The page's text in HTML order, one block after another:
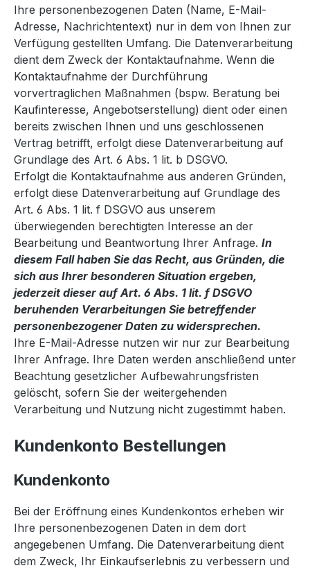
Ihre personenbezogenen Daten (Name, E-Mail-
Adresse, Nachrichtentext) nur in dem von Ihnen zur
Verfügung gestellten Umfang. Die Datenverarbeitung
dient dem Zweck der Kontaktaufnahme. Wenn die
Kontaktaufnahme der Durchführung
vorvertraglichen Maßnahmen (bspw. Beratung bei
Kaufinteresse, Angebotserstellung) dient oder einen
bereits zwischen Ihnen und uns geschlossenen
Vertrag betrifft, erfolgt diese Datenverarbeitung auf
Grundlage des Art. 6 Abs. 1 lit. b DSGVO.
Erfolgt die Kontaktaufnahme aus anderen Gründen,
erfolgt diese Datenverarbeitung auf Grundlage des
Art. 6 Abs. 1 lit. f DSGVO aus unserem
überwiegenden berechtigten Interesse an der
Bearbeitung und Beantwortung Ihrer Anfrage. In
diesem Fall haben Sie das Recht, aus Gründen, die
sich aus Ihrer besonderen Situation ergeben,
jederzeit dieser auf Art. 6 Abs. 1 lit. f DSGVO
beruhenden Verarbeitungen Sie betreffender
personenbezogener Daten zu widersprechen.
Ihre E-Mail-Adresse nutzen wir nur zur Bearbeitung
Ihrer Anfrage. Ihre Daten werden anschließend unter
Beachtung gesetzlicher Aufbewahrungsfristen
gelöscht, sofern Sie der weitergehenden
Verarbeitung und Nutzung nicht zugestimmt haben.
Kundenkonto Bestellungen
Kundenkonto
Bei der Eröffnung eines Kundenkontos erheben wir
Ihre personenbezogenen Daten in dem dort
angegebenen Umfang. Die Datenverarbeitung dient
dem Zweck, Ihr Einkaufserlebnis zu verbessern und